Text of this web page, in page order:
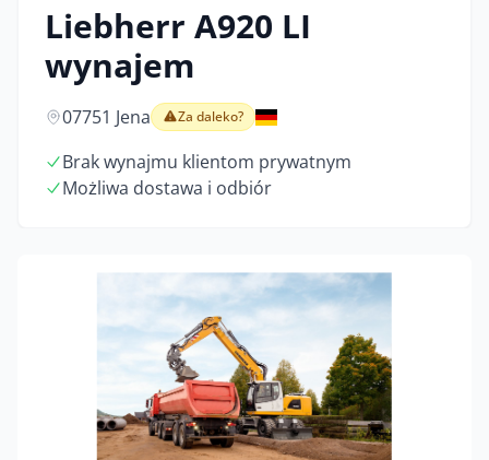
Liebherr A920 LI
wynajem
07751 Jena Za daleko?
Brak wynajmu klientom prywatnym
Możliwa dostawa i odbiór